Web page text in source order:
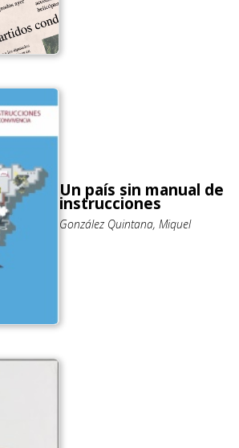
Un país sin manual de
instrucciones
González Quintana, Miquel